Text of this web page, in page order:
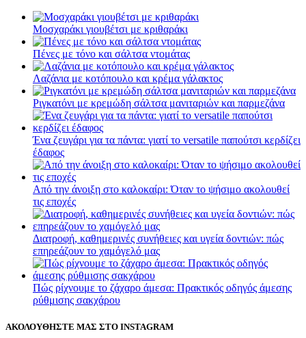
Μοσχαράκι γιουβέτσι με κριθαράκι
Πένες με τόνο και σάλτσα ντομάτας
Λαζάνια με κοτόπουλο και κρέμα γάλακτος
Ριγκατόνι με κρεμώδη σάλτσα μανιταριών και παρμεζάνα
Ένα ζευγάρι για τα πάντα: γιατί το versatile παπούτσι κερδίζει
έδαφος
Από την άνοιξη στο καλοκαίρι: Όταν το ψήσιμο ακολουθεί
τις εποχές
Διατροφή, καθημερινές συνήθειες και υγεία δοντιών: πώς
επηρεάζουν το χαμόγελό μας
Πώς ρίχνουμε το ζάχαρο άμεσα: Πρακτικός οδηγός άμεσης
ρύθμισης σακχάρου
ΑΚΟΛΟΥΘΗΣΤΕ ΜΑΣ ΣΤΟ INSTAGRAM